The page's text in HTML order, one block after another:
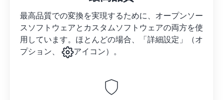
最高品質での変換を実現するために、オープンソー
スソフトウェアとカスタムソフトウェアの両方を使
用しています。ほとんどの場合、「詳細設定」（オ
プション、
アイコン）。